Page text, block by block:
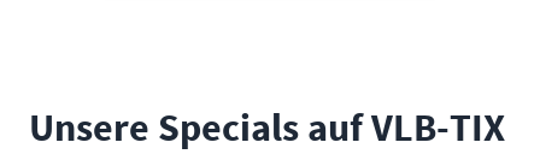
Unsere Specials auf VLB-TIX